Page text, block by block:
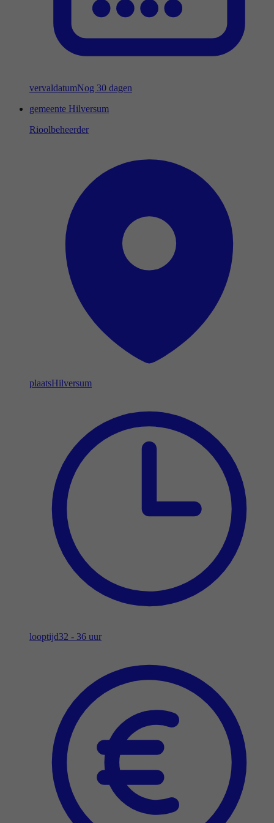
vervaldatumNog 30 dagen
gemeente Hilversum
Rioolbeheerder
plaatsHilversum
looptijd32 - 36 uur